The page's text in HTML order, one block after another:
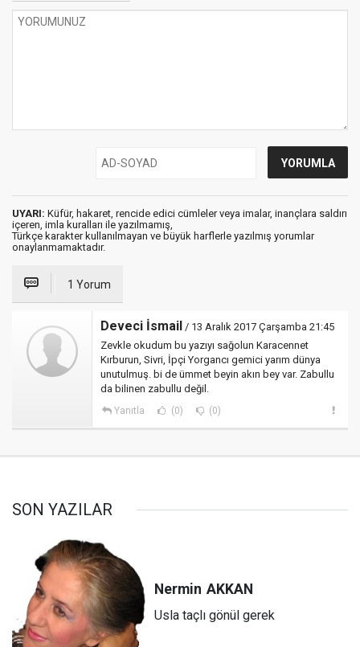
UYARI: Küfür, hakaret, rencide edici cümleler veya imalar, inançlara saldırı
içeren, imla kuralları ile yazılmamış,
Türkçe karakter kullanılmayan ve büyük harflerle yazılmış yorumlar
onaylanmamaktadır.
1 Yorum
Deveci İsmail / 13 Aralık 2017 Çarşamba 21:45
Zevkle okudum bu yazıyı sağolun Karacennet
Kırburun, Sivri, İpçi Yorgancı gemici yarım dünya
unutulmuş. bi de ümmet beyin akın bey var. Zabullu
da bilinen zabullu değil.
Yanıtla (0) (0)
SON YAZILAR
Nermin AKKAN
Usla taçlı gönül gerek